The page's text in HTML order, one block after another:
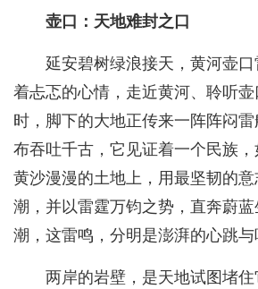
壶口：天地难封之口
延安碧树绿浪接天，黄河壶
着忐忑的心情，走近黄河、聆听
时，脚下的大地正传来一阵阵闷
布吞吐千古，它见证着一个民族，
黄沙漫漫的土地上，用最坚韧的
潮，并以雷霆万钧之势，直奔蔚
潮，这雷鸣，分明是澎湃的心跳与
两岸的岩壁，是天地试图堵住